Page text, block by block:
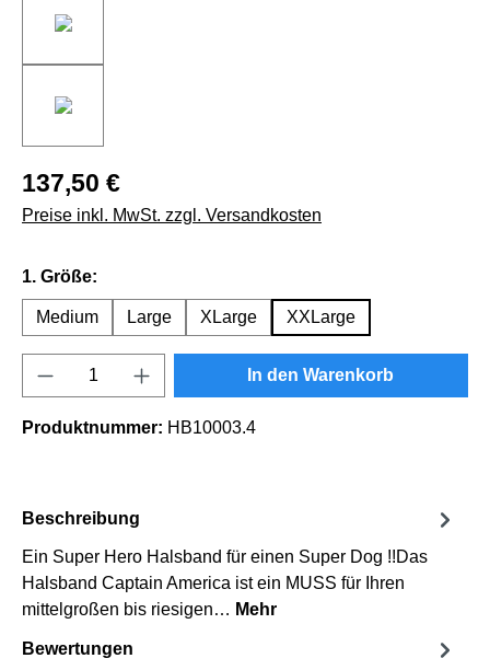
137,50 €
Preise inkl. MwSt. zzgl. Versandkosten
1. Größe:
Medium Large XLarge XXLarge
Produkt Anzahl: Gib den gewünschten
In den Warenkorb
Produktnummer: HB10003.4
Beschreibung
Ein Super Hero Halsband für einen Super Dog !!Das
Halsband Captain America ist ein MUSS für Ihren
mittelgroßen bis riesigen… Mehr
Bewertungen